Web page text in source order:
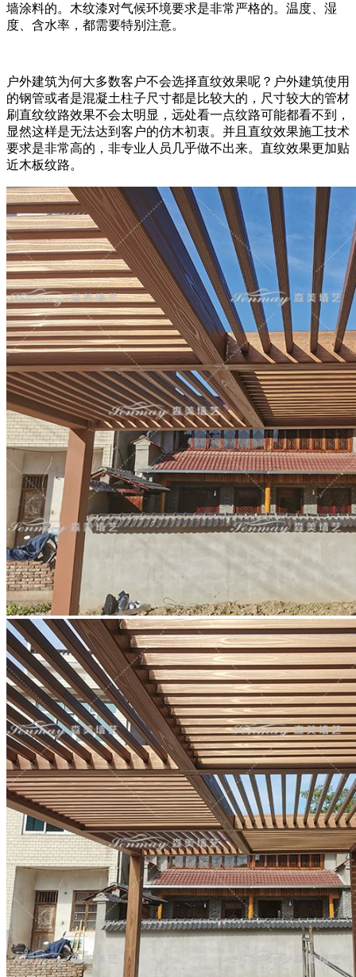
墙涂料的。木纹漆对气候环境要求是非常严格的。温度、湿
度、含水率，都需要特别注意。
户外建筑为何大多数客户不会选择直纹效果呢？户外建筑使用
的钢管或者是混凝土柱子尺寸都是比较大的，尺寸较大的管材
刷直纹纹路效果不会太明显，远处看一点纹路可能都看不到，
显然这样是无法达到客户的仿木初衷。并且直纹效果施工技术
要求是非常高的，非专业人员几乎做不出来。直纹效果更加贴
近木板纹路。